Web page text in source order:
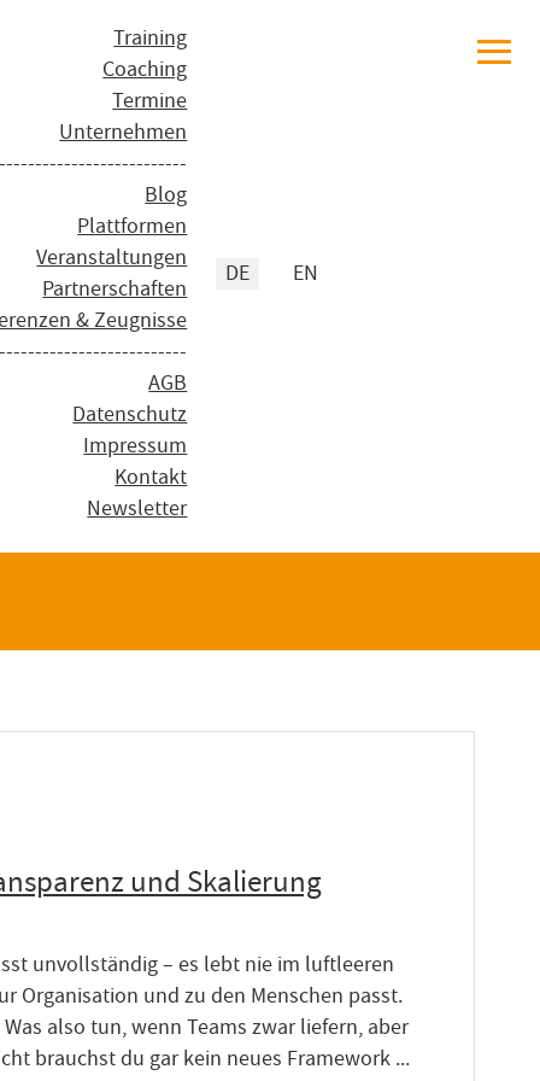
Training
Coaching
Termine
Unternehmen
Blog
Plattformen
Veranstaltungen
Partnerschaften
& Zeugnisse
AGB
Datenschutz
Impressum
Kontakt
Newsletter
Sprache auswählen
DE EN
≡
und Skalierung
unvollständig – es lebt nie im luftleeren
Organisation und zu den Menschen passt.
also tun, wenn Teams zwar liefern, aber
brauchst du gar kein neues Framework ...